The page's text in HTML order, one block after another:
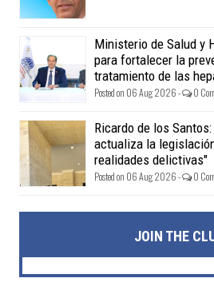
Ministerio de Salud y
para fortalecer la
tratamiento de las
Posted on 06 Aug 2026 - 0
Ricardo de los
actualiza la
realidades delictivas"
Posted on 06 Aug 2026 - 0
JOIN THE